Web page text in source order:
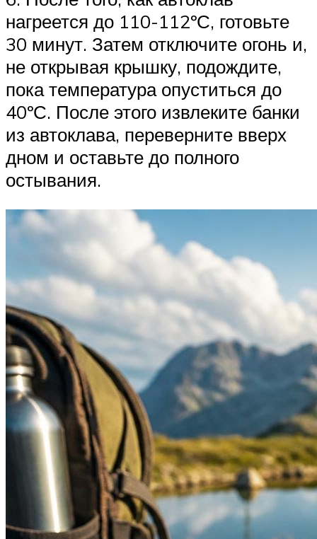
нагреется до 110-112ºС, готовьте
30 минут. Затем отключите огонь и,
не открывая крышку, подождите,
пока температура опуститься до
40ºС. После этого извлеките банки
из автоклава, переверните вверх
дном и оставьте до полного
остывания.